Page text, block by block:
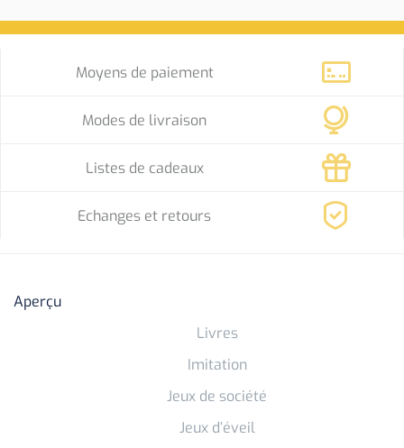
Moyens de paiement
Modes de livraison
Listes de cadeaux
Echanges et retours
Aperçu
Livres
Imitation
Jeux de société
Jeux d’éveil